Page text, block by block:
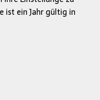
ist ein Jahr gültig in